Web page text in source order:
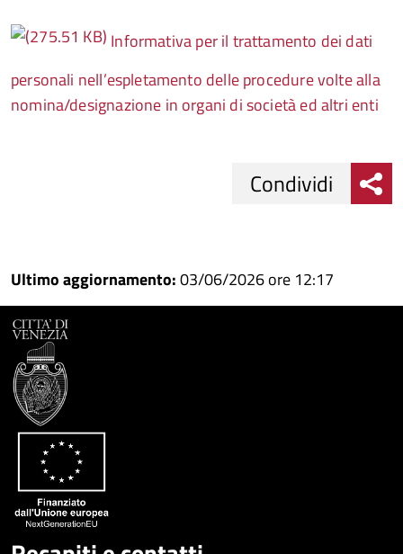
Facebook
su
Whatsapp
Informativa per il trattamento dei dati
personali nell’espletamento delle procedure volte alla
nomina/designazione in organi di società ed altri enti
su
Facebook
Condividi
su
Condividi
Condividi
Ultimo aggiornamento:03/06/2026 ore 12:17